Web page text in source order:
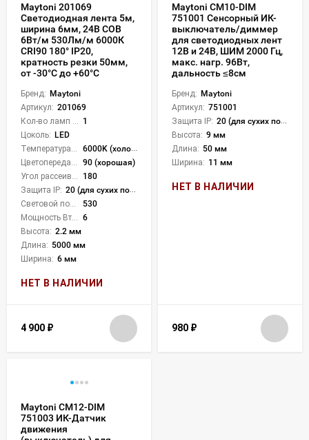
Maytoni 201069
Светодиодная лента 5м,
ширина 6мм, 24В COB
6Вт/м 530Лм/м 6000К
CRI90 180° IP20,
кратность резки 50мм,
от -30°С до +60°С
Бренд: Maytoni
Артикул: 201069
1
Цоколь: LED
6000K (холодный)
90 (хорошая)
180
Защита IP: 20 (для сухих пом.)
530
6
Высота: 2.2 мм
Длина: 5000 мм
Ширина: 6 мм
НЕТ В НАЛИЧИИ
4 900 ₽
Maytoni CM10-DIM
751001 Сенсорный ИК-
выключатель/диммер
для светодиодных лент
12В и 24В, ШИМ 2000 Гц,
макс. нагр. 96Вт,
дальность ≤8см
Бренд: Maytoni
Артикул: 751001
Защита IP: 20 (для сухих пом.)
Высота: 9 мм
Длина: 50 мм
Ширина: 11 мм
НЕТ В НАЛИЧИИ
980 ₽
Maytoni CM12-DIM
751003 ИК-Датчик
движения